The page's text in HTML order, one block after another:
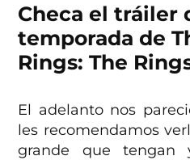
Checa el tráiler
temporada de
Rings: The
El adelanto nos
les recomendamos
grande que